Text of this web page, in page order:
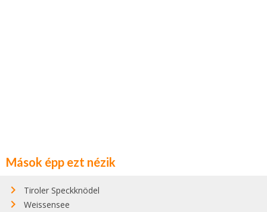
Mások épp ezt nézik
Tiroler Speckknödel
Weissensee